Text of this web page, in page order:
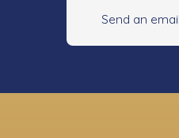
Send an email